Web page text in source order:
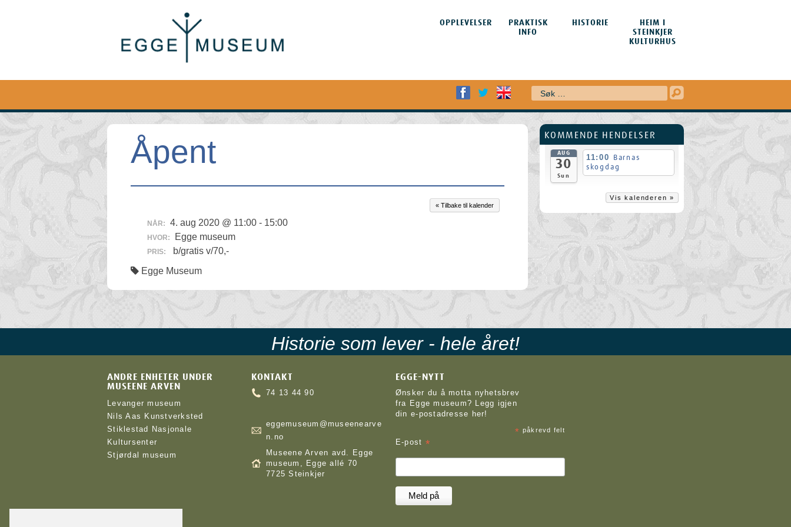
Meny
INNHOLDET
OPPLEVELSER
PRAKTISK
INFO
HISTORIE
HEIM I
STEINKJER
KULTURHUS
Søk
Åpent
« Tilbake til kalender
NÅR: 4. aug 2020 @ 11:00 - 15:00
HVOR: Egge museum
PRIS:
b/gratis v/70,-
Egge Museum
KOMMENDE HENDELSER
AUG
30
Sun
11:00
Barnas
skogdag
Vis kalenderen »
Historie som lever - hele året!
ANDRE ENHETER UNDER
MUSEENE ARVEN
Levanger museum
Nils Aas Kunstverksted
Stiklestad Nasjonale
Kultursenter
Stjørdal museum
KONTAKT
74 13 44 90
eggemuseum@museenearve
n.no
Museene Arven avd. Egge
museum, Egge allé 70
7725 Steinkjer
EGGE-NYTT
Ønsker du å motta nyhetsbrev
fra Egge museum? Legg igjen
din e-postadresse her!
* påkrevd felt
E-post *